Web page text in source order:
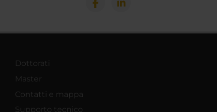
Dottorati
Master
Contatti e mappa
Supporto tecnico